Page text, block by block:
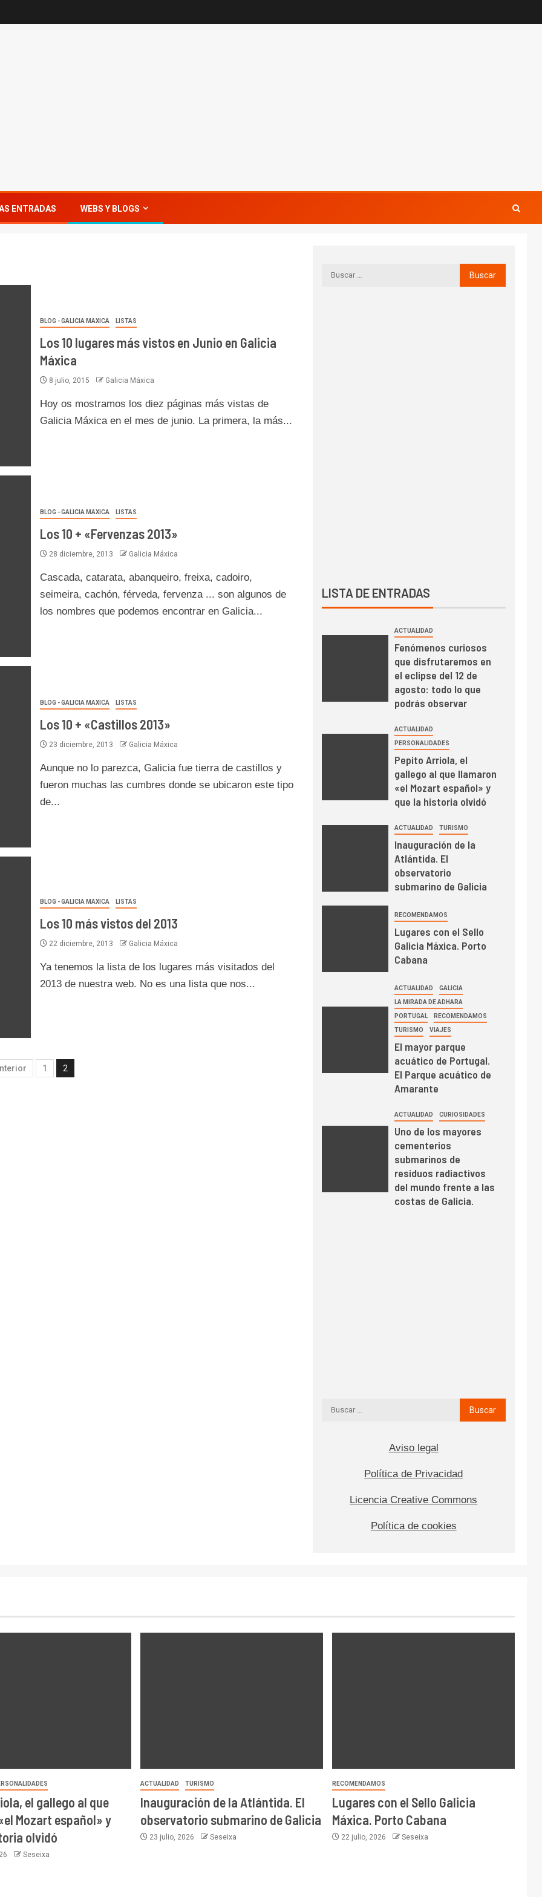
ENTRADAS WEBS Y BLOGS
BLOG - GALICIA MAXICA LISTAS
Los 10 lugares más vistos en Junio en Galicia
Máxica
8 julio, 2015 Galicia Máxica
Hoy os mostramos los diez páginas más vistas de
Galicia Máxica en el mes de junio. La primera, la más...
BLOG - GALICIA MAXICA LISTAS
Los 10 + «Fervenzas 2013»
28 diciembre, 2013 Galicia Máxica
Cascada, catarata, abanqueiro, freixa, cadoiro,
seimeira, cachón, férveda, fervenza ... son algunos de
los nombres que podemos encontrar en Galicia...
BLOG - GALICIA MAXICA LISTAS
Los 10 + «Castillos 2013»
23 diciembre, 2013 Galicia Máxica
Aunque no lo parezca, Galicia fue tierra de castillos y
fueron muchas las cumbres donde se ubicaron este tipo
de...
BLOG - GALICIA MAXICA LISTAS
Los 10 más vistos del 2013
22 diciembre, 2013 Galicia Máxica
Ya tenemos la lista de los lugares más visitados del
2013 de nuestra web. No es una lista que nos...
1 2
LISTA DE ENTRADAS
ACTUALIDAD
Fenómenos curiosos
que disfrutaremos en
el eclipse del 12 de
agosto: todo lo que
podrás observar
ACTUALIDAD
PERSONALIDADES
Pepito Arriola, el
gallego al que llamaron
«el Mozart español» y
que la historia olvidó
ACTUALIDAD TURISMO
Inauguración de la
Atlántida. El
observatorio
submarino de Galicia
RECOMENDAMOS
Lugares con el Sello
Galicia Máxica. Porto
Cabana
ACTUALIDAD GALICIA
LA MIRADA DE ADHARA
PORTUGAL RECOMENDAMOS
TURISMO VIAJES
El mayor parque
acuático de Portugal.
El Parque acuático de
Amarante
ACTUALIDAD CURIOSIDADES
Uno de los mayores
cementerios
submarinos de
residuos radiactivos
del mundo frente a las
costas de Galicia.
Aviso legal
Política de Privacidad
Licencia Creative Commons
Política de cookies
el gallego al que
Mozart español» y
olvidó
Seseixa
ACTUALIDAD TURISMO
Inauguración de la Atlántida. El
observatorio submarino de Galicia
23 julio, 2026 Seseixa
RECOMENDAMOS
Lugares con el Sello Galicia
Máxica. Porto Cabana
22 julio, 2026 Seseixa